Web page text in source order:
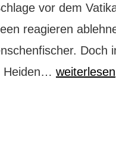
vor dem
reagieren
Doch
Heiden… Die
weiterlesen